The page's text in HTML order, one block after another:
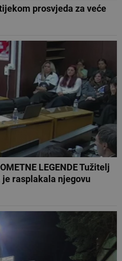
prosvjeda za veće
LEGENDE Tužitelj
rasplakala njegovu